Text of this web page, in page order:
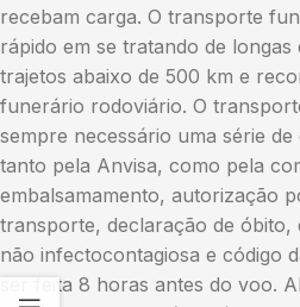
recebam carga. O transporte
rápido em se tratando de longas
trajetos abaixo de 500 km e
funerário rodoviário. O
sempre necessário uma série
tanto pela Anvisa, como pela
embalsamamento, autorização
transporte, declaração de óbito,
não infectocontagiosa e código
ser feita 8 horas antes do voo.